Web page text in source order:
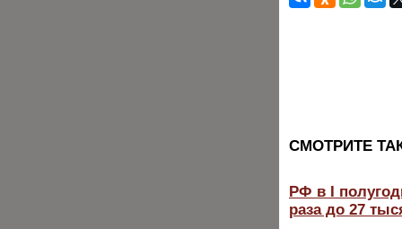
CМОТРИТЕ
РФ в I
раза до 27